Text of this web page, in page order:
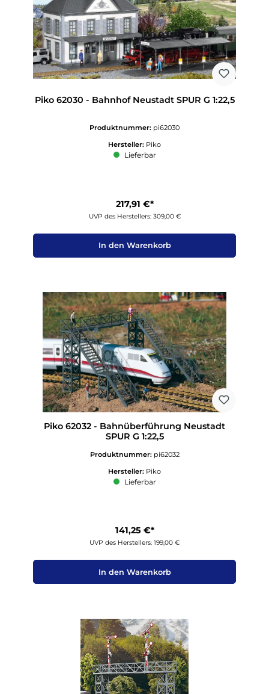
Piko 62030 - Bahnhof Neustadt SPUR G 1:22,5
Produktnummer: pi62030
Hersteller: Piko
Lieferbar
217,91 €*
UVP des Herstellers: 309,00 €
In den Warenkorb
Piko 62032 - Bahnüberführung Neustadt
SPUR G 1:22,5
Produktnummer: pi62032
Hersteller: Piko
Lieferbar
141,25 €*
UVP des Herstellers: 199,00 €
In den Warenkorb